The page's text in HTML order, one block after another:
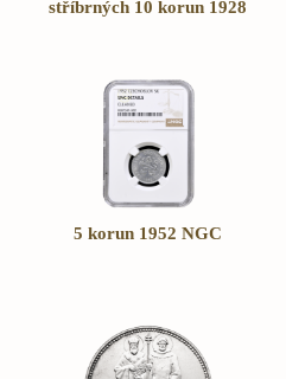
stříbrných 10 korun 1928
5 korun 1952 NGC